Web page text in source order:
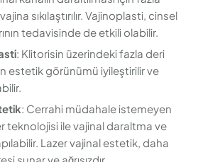
sıkılaştırılır. Vajinoplasti, cinsel
tedavisinde de etkili olabilir.
: Klitorisin üzerindeki fazla deri
estetik görünümü iyileştirilir ve
: Cerrahi müdahale istemeyen
teknolojisi ile vajinal daraltma ve
Lazer vajinal estetik, daha